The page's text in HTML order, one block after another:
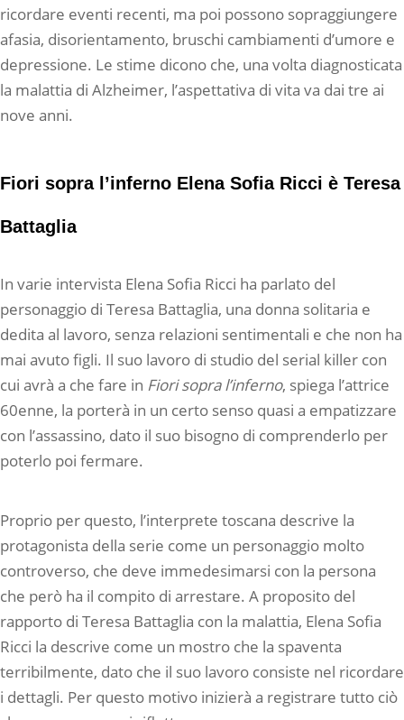
ricordare eventi recenti, ma poi possono sopraggiungere
afasia, disorientamento, bruschi cambiamenti d’umore e
depressione. Le stime dicono che, una volta diagnosticata
la malattia di Alzheimer, l’aspettativa di vita va dai tre ai
nove anni.
Fiori sopra l’inferno Elena Sofia Ricci è Teresa
Battaglia
In varie intervista Elena Sofia Ricci ha parlato del
personaggio di Teresa Battaglia, una donna solitaria e
dedita al lavoro, senza relazioni sentimentali e che non ha
mai avuto figli. Il suo lavoro di studio del serial killer con
cui avrà a che fare in Fiori sopra l’inferno, spiega l’attrice
60enne, la porterà in un certo senso quasi a empatizzare
con l’assassino, dato il suo bisogno di comprenderlo per
poterlo poi fermare.
Proprio per questo, l’interprete toscana descrive la
protagonista della serie come un personaggio molto
controverso, che deve immedesimarsi con la persona
che però ha il compito di arrestare. A proposito del
rapporto di Teresa Battaglia con la malattia, Elena Sofia
Ricci la descrive come un mostro che la spaventa
terribilmente, dato che il suo lavoro consiste nel ricordare
i dettagli. Per questo motivo inizierà a registrare tutto ciò